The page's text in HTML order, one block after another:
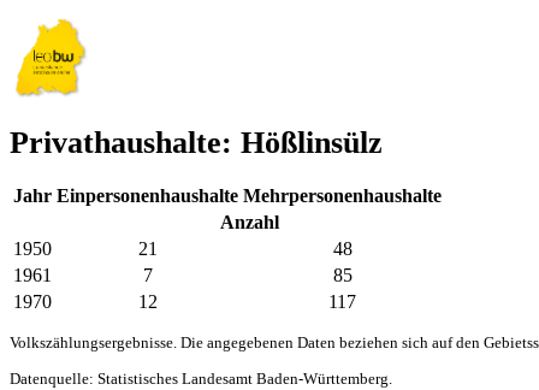
Privathaushalte: Hößlinsülz
Jahr Einpersonenhaushalte Mehrpersonenhaushalte
Anzahl
1950
21
48
1961
7
85
1970
12 117
Volkszählungsergebnisse. Die angegebenen Daten beziehen sich auf den
Datenquelle: Statistisches Landesamt Baden-Württemberg.